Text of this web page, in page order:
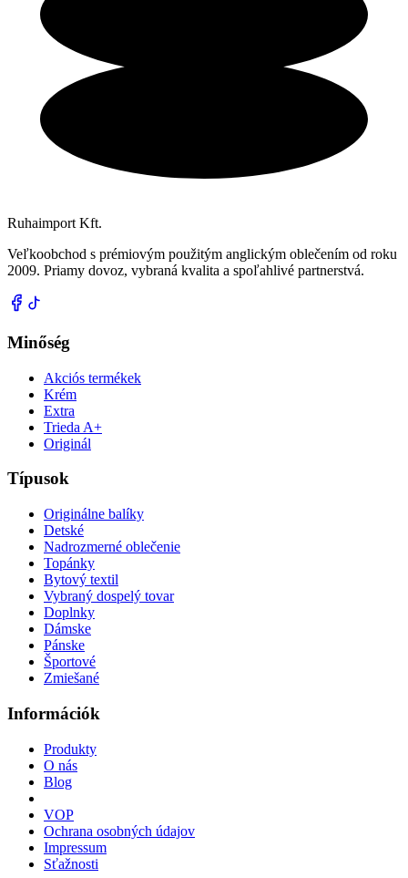
Ruhaimport Kft.
Veľkoobchod s prémiovým použitým anglickým oblečením od roku
2009. Priamy dovoz, vybraná kvalita a spoľahlivé partnerstvá.
Minőség
Akciós termékek
Krém
Extra
Trieda A+
Originál
Típusok
Originálne balíky
Detské
Nadrozmerné oblečenie
Topánky
Bytový textil
Vybraný dospelý tovar
Doplnky
Dámske
Pánske
Športové
Zmiešané
Információk
Produkty
O nás
Blog
VOP
Ochrana osobných údajov
Impressum
Sťažnosti